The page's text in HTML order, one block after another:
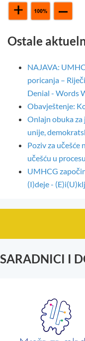
Ostale
NAJAVA:
poricanja –
Denial - Words
Obavještenje:
Onlajn obuka
unije,
Poziv za učešće
učešću u
UMHCG
(I)deje -
SARADNICI I